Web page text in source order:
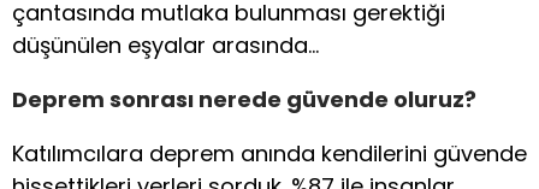
çantasında mutlaka bulunması gerektiği
düşünülen eşyalar arasında…
Deprem sonrası nerede güvende oluruz?
Katılımcılara deprem anında kendilerini güvende